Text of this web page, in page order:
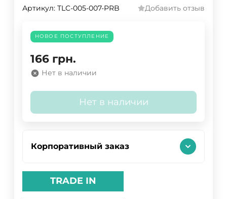
Артикул: TLC-005-007-PRB Добавить отзыв
НОВОЕ ПОСТУПЛЕНИЕ
166 грн.
Нет в наличии
Нет в наличии
Корпоративный заказ
TRADE IN